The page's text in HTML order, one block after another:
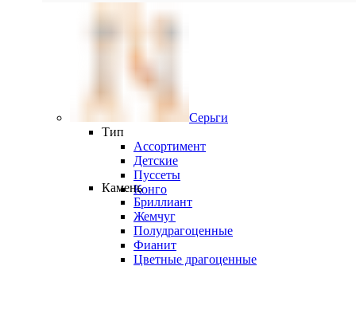
Серьги
Тип
Ассортимент
Детские
Пуссеты
Конго
Камень
Бриллиант
Жемчуг
Полудрагоценные
Фианит
Цветные драгоценные